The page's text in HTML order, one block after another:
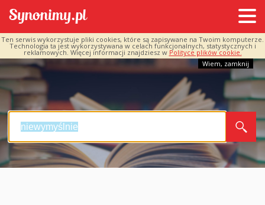
Ten serwis wykorzystuje pliki cookies, które są zapisywane na Twoim komputerze.
Technologia ta jest wykorzystywana w celach funkcjonalnych, statystycznych i
reklamowych. Więcej informacji znajdziesz w Polityce plików cookie.
Wiem, zamknij